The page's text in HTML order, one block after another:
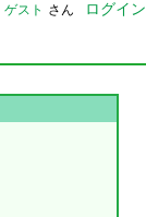
ゲスト さん ログイン